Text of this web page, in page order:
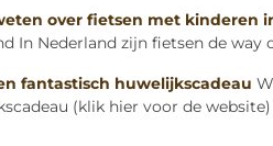
over fietsen met kinderen
In Nederland zijn fietsen de way
fantastisch huwelijkscadeau
(klik hier voor de